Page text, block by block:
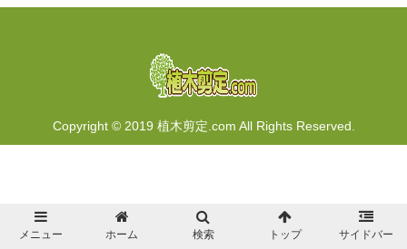
Copyright © 2019 植木剪定.com All Rights Reserved.
メニュー ホーム 検索 トップ サイドバー